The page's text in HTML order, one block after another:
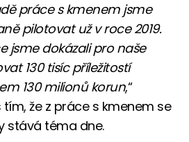
práce s kmenem jsme
pilotovat už v roce 2019.
jsme dokázali pro naše
130 tisíc příležitostí
130 milionů korun,“
že z práce s kmenem se
stává téma dne.